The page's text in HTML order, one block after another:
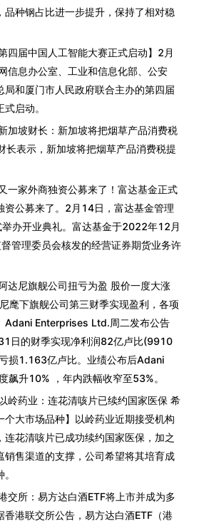
品种钢占比进一步提升，保持了相对稳
届中国人工智能大赛正式启动】2月
信息办公室、工业和信息化部、公安
局和厦门市人民政府联合主办的第四届
启动。
坡财长：新加坡将把烟草产品消费税
长表示，新加坡将把烟草产品消费税提
家外商独资公募来了！富达基金正式
资公募来了。2月14日，富达基金管理
办开业典礼。富达基金于2022年12月
管理委员会核发的经营证券期货业务许
尼旗舰公司扭亏为盈 股价一度大涨
麾下旗舰公司第三财季实现盈利，各项
Adani Enterprises Ltd.周二发布公告
日的财季实现净利润82亿卢比(9910
损1.163亿卢比。业绩公布后Adani
飙升10% ，年内跌幅收窄至53%。
药业：连花清咳片已续约国家医保 希
个大市场品种】以岭药业近期接受机构
连花清咳片已成功续约国家医保，加之
销售渠道的支撑，公司希望将其培育成
所：易方达白酒ETF将上市并成为多
香港联交所公告，易方达白酒ETF（港